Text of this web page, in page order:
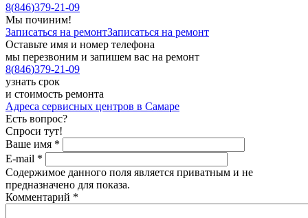
8(846)379-21-09
Мы починим!
Записаться на ремонтЗаписаться на ремонт
Оставьте имя и номер телефона
мы перезвоним и запишем вас на ремонт
8(846)379-21-09
узнать срок
и стоимость ремонта
Адреса сервисных центров в Самаре
Есть вопрос?
Спроси тут!
Ваше имя *
E-mail *
Содержимое данного поля является приватным и не
предназначено для показа.
Комментарий *